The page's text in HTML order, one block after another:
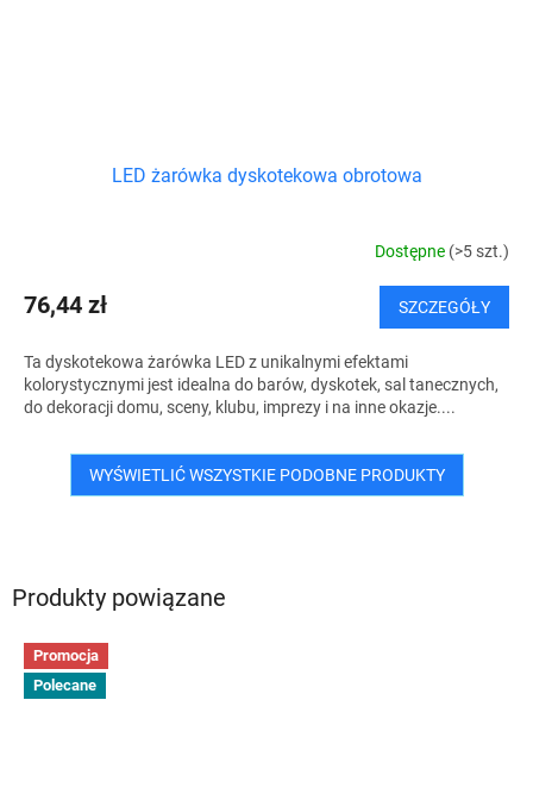
Produkty powiązane
Promocja
Polecane
LED żarówka dyskotekowa obrotowa
Dostępne (>5 szt.)
76,44 zł SZCZEGÓŁY
Ta dyskotekowa żarówka LED z unikalnymi efektami
kolorystycznymi jest idealna do barów, dyskotek, sal tanecznych,
do dekoracji domu, sceny, klubu, imprezy i na inne okazje....
WYŚWIETLIĆ WSZYSTKIE PODOBNE PRODUKTY